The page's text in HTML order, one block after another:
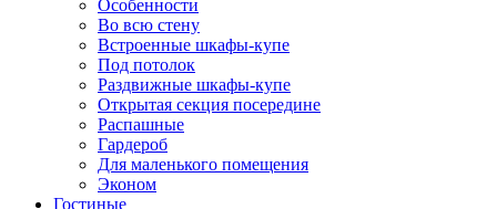
Особенности
Во всю стену
Встроенные шкафы-купе
Под потолок
Раздвижные шкафы-купе
Открытая секция посередине
Распашные
Гардероб
Для маленького помещения
Эконом
Гостиные